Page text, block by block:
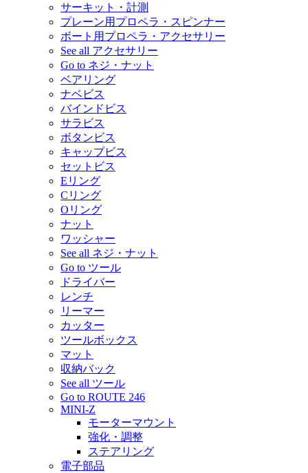
サーキット・計測
プレーン用プロペラ・スピンナー
ボート用プロペラ・アクセサリー
See all アクセサリー
Go to ネジ・ナット
ベアリング
ナベビス
バインドビス
サラビス
ボタンビス
キャップビス
セットビス
Eリング
Cリング
Oリング
ナット
ワッシャー
See all ネジ・ナット
Go to ツール
ドライバー
レンチ
リーマー
カッター
ツールボックス
マット
収納バック
See all ツール
Go to ROUTE 246
MINI-Z
モーターマウント
強化・調整
ステアリング
電子部品